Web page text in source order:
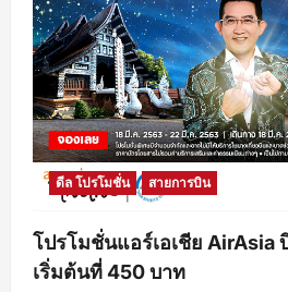
ดีล โปรโมชั่น สายการบิน
โปรโมชั่นแอร์เอเชีย AirAsia
เริ่มต้นที่ 450 บาท